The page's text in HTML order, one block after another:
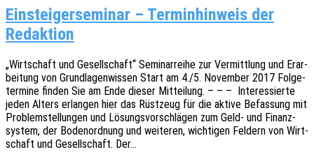
Einsteigerseminar – Terminhinweis der
Redaktion
„Wirt­schaft und Gesell­schaft“ Semi­nar­rei­he zur Vermitt­lung und Erar­
bei­tung von Grund­la­gen­wis­sen Start am 4./5. Novem­ber 2017 Folge­
ter­mi­ne finden Sie am Ende dieser Mittei­lung. – – – Inter­es­sier­te
jeden Alters erlan­gen hier das Rüst­zeug für die aktive Befas­sung mit
Problem­stel­lun­gen und Lösungs­vor­schlä­gen zum Geld- und Finanz­
sys­tem, der Boden­ord­nung und weite­ren, wich­ti­gen Feldern von Wirt­
schaft und Gesell­schaft. Der…